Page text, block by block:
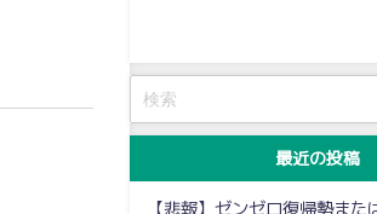
最近の投稿
【悲報】ゼンゼロ復帰勢また